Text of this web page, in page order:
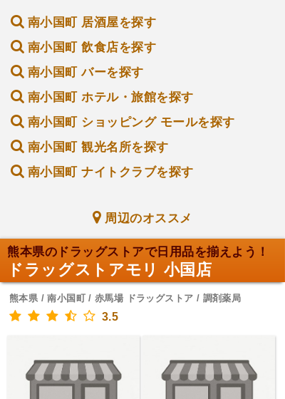
南小国町 居酒屋を探す
南小国町 飲食店を探す
南小国町 バーを探す
南小国町 ホテル・旅館を探す
南小国町 ショッピング モールを探す
南小国町 観光名所を探す
南小国町 ナイトクラブを探す
周辺のオススメ
熊本県のドラッグストアで日用品を揃えよう！
ドラッグストアモリ 小国店
熊本県 / 南小国町 / 赤馬場 ドラッグストア / 調剤薬局
3.5